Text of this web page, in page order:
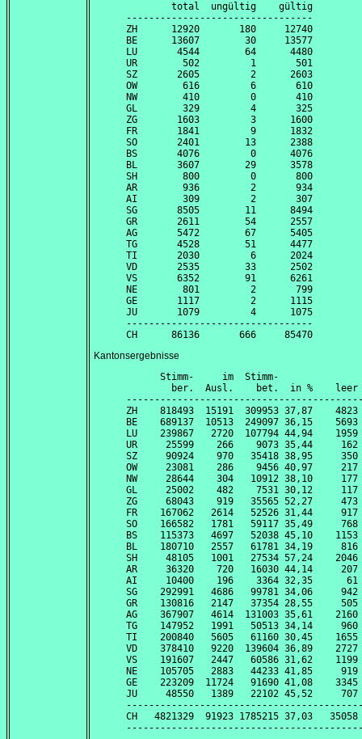
        total  ungültig    gültig
---------------------------------
ZH      12920       180     12740
BE      13607        30     13577
LU       4544        64      4480
UR        502         1       501
SZ       2605         2      2603
OW        616         6       610
NW        410         0       410
GL        329         4       325
ZG       1603         3      1600
FR       1841         9      1832
SO       2401        13      2388
BS       4076         0      4076
BL       3607        29      3578
SH        800         0       800
AR        936         2       934
AI        309         2       307
SG       8505        11      8494
GR       2611        54      2557
AG       5472        67      5405
TG       4528        51      4477
TI       2030         6      2024
VD       2535        33      2502
VS       6352        91      6261
NE        801         2       799
GE       1117         2      1115
JU       1079         4      1075
---------------------------------
Kantonsergebnisse
Stimm-     im  Stimm-
ber.  Ausl.    bet.  in %
ZH    818493  15191  309953 37,87
BE    689137  10513  249097 36,15
LU    239867   2720  107794 44,94
UR     25599    266    9073 35,44
SZ     90924    970   35418 38,95
OW     23081    286    9456 40,97
NW     28644    304   10912 38,10
GL     25002    482    7531 30,12
ZG     68043    919   35565 52,27
FR    167062   2614   52526 31,44
SO    166582   1781   59117 35,49
BS    115373   4697   52038 45,10
BL    180710   2557   61781 34,19
SH     48105   1001   27534 57,24
AR     36320    720   16030 44,14
AI     10400    196    3364 32,35
SG    292991   4686   99781 34,06
GR    130816   2147   37354 28,55
AG    367907   4614  131003 35,61
TG    147952   1991   50513 34,14
TI    200840   5605   61160 30,45
VD    378410   9220  139604 36,89
VS    191607   2447   60586 31,62
NE    105705   2883   44233 41,85
GE    223209  11724   91690 41,08
JU     48550   1389   22102 45,52
CH   4821329  91923 1785215 37,03